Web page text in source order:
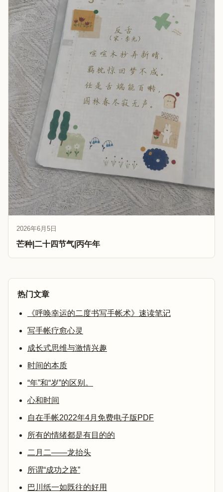
2026年6月5日
芒种|二十四节气|丙午年
热门文章
《呼唤幸运的二度书写手帐术》速读笔记
写手帐疗愈心灵
成长式思维与激情兴趣
时间的本质
“年”和“岁”的区别。
心和时间
自在手帐2022年4月免费电子版PDF
所有的情绪都是有目的的
二月二——龙抬头
所谓“成功之路”
巴川纸一如既往的好用